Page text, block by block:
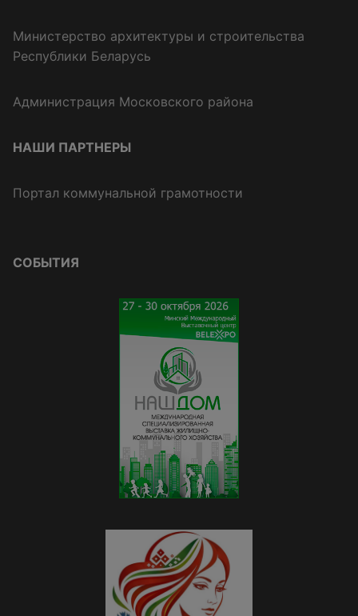
Министерство архитектуры и строительства
Республики Беларусь
Администрация Московского района
НАШИ ПАРТНЕРЫ
Портал коммунальной грамотности
СОБЫТИЯ